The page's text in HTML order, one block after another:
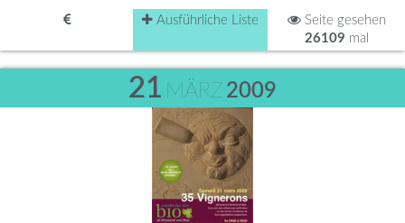
Ausführliche Liste
Seite gesehen
26109 mal
21 MÄRZ 2009